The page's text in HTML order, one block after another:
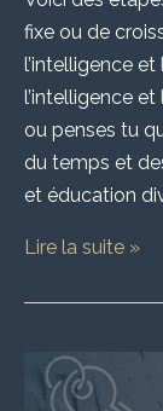
fixe ou de
l’intelligence
l’intelligence
ou penses tu
du temps et
et éducation
Lire la suite »
Toutes